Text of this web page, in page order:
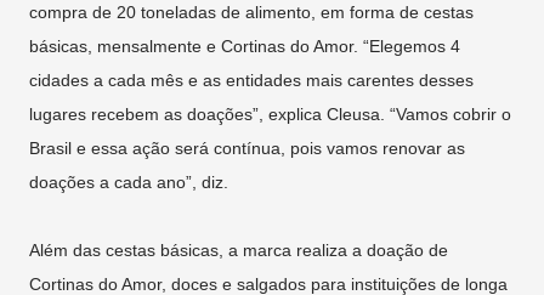
compra de 20 toneladas de alimento, em forma de cestas
básicas, mensalmente e Cortinas do Amor. “Elegemos 4
cidades a cada mês e as entidades mais carentes desses
lugares recebem as doações”, explica Cleusa. “Vamos cobrir o
Brasil e essa ação será contínua, pois vamos renovar as
doações a cada ano”, diz.
Além das cestas básicas, a marca realiza a doação de
Cortinas do Amor, doces e salgados para instituições de longa